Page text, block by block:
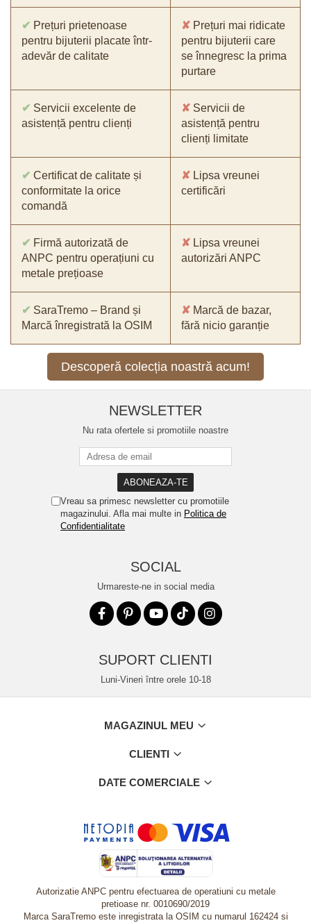
✔ Prețuri prietenoase
pentru bijuterii placate într-
adevăr de calitate
✘ Prețuri mai ridicate
pentru bijuterii care
se înnegresc la prima
purtare
✔ Servicii excelente de
asistență pentru clienți
✘ Servicii de
asistență pentru
clienți limitate
✔ Certificat de calitate și
conformitate la orice
comandă
✘ Lipsa vreunei
certificări
✔ Firmă autorizată de
ANPC pentru operațiuni cu
metale prețioase
✘ Lipsa vreunei
autorizări ANPC
✔ SaraTremo – Brand și
Marcă înregistrată la OSIM
✘ Marcă de bazar,
fără nicio garanție
Descoperă colecția noastră acum!
NEWSLETTER
Nu rata ofertele si promotiile noastre
Vreau sa primesc newsletter cu promotiile
magazinului. Afla mai multe in Politica de
Confidentialitate
SOCIAL
Urmareste-ne in social media
SUPORT CLIENTI
Luni-Vineri între orele 10-18
MAGAZINUL MEU
CLIENTI
DATE COMERCIALE
Autorizatie ANPC pentru efectuarea de operatiuni cu metale
pretioase nr. 0010690/2019
Marca SaraTremo este inregistrata la OSIM cu numarul 162424 si